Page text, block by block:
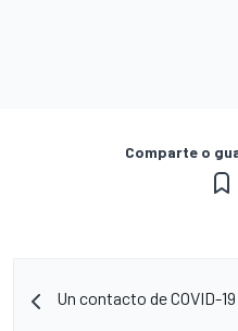
Comparte o
Un contacto de COVID-